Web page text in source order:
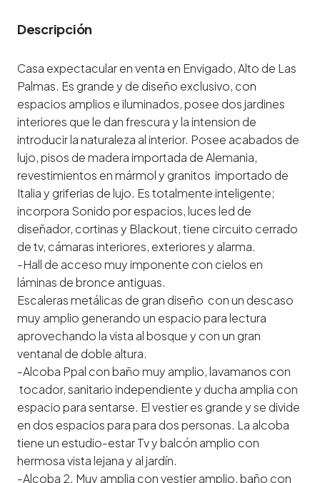
Descripción
Casa expectacular en venta en Envigado, Alto de Las
Palmas. Es grande y de diseño exclusivo, con
espacios amplios e iluminados, posee dos jardines
interiores que le dan frescura y la intension de
introducir la naturaleza al interior. Posee acabados de
lujo, pisos de madera importada de Alemania,
revestimientos en mármol y granitos importado de
Italia y griferias de lujo. Es totalmente inteligente;
incorpora Sonido por espacios, luces led de
diseñador, cortinas y Blackout, tiene circuito cerrado
de tv, cámaras interiores, exteriores y alarma.
-Hall de acceso muy imponente con cielos en
láminas de bronce antiguas.
Escaleras metálicas de gran diseño con un descaso
muy amplio generando un espacio para lectura
aprovechando la vista al bosque y con un gran
ventanal de doble altura.
-Alcoba Ppal con baño muy amplio, lavamanos con
tocador, sanitario independiente y ducha amplia con
espacio para sentarse. El vestier es grande y se divide
en dos espacios para para dos personas. La alcoba
tiene un estudio-estar Tv y balcón amplio con
hermosa vista lejana y al jardín.
-Alcoba 2. Muy amplia con vestier amplio, baño con